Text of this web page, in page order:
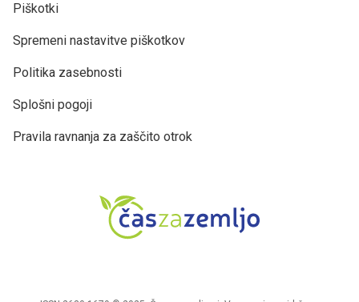
Piškotki
Spremeni nastavitve piškotkov
Politika zasebnosti
Splošni pogoji
Pravila ravnanja za zaščito otrok